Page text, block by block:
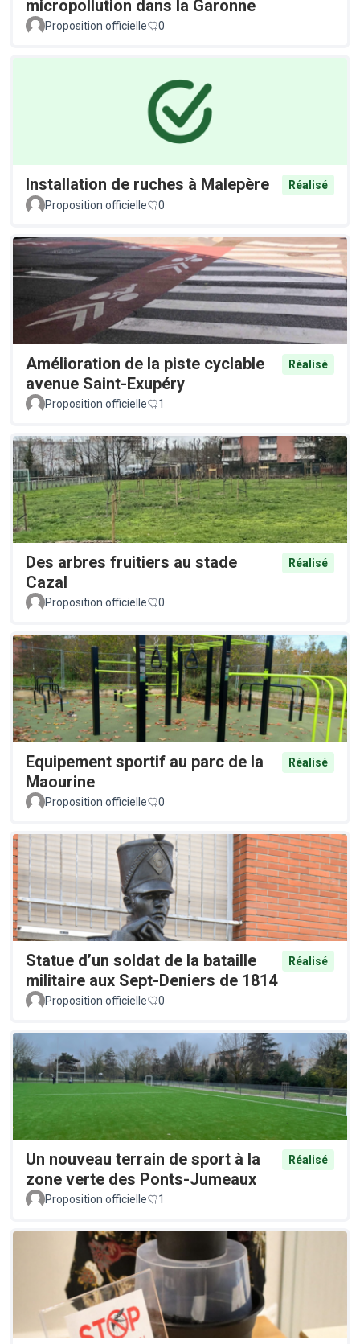
micropollution dans la Garonne
Proposition officielle 0
Installation de ruches à Malepère
Réalisé
Proposition officielle
0
Amélioration de la piste cyclable
avenue Saint-Exupéry
Réalisé
Proposition officielle 1
Des arbres fruitiers au stade
Cazal
Réalisé
Proposition officielle 0
Equipement sportif au parc de la
Maourine
Réalisé
Proposition officielle 0
Statue d’un soldat de la bataille
militaire aux Sept-Deniers de 1814
Réalisé
Proposition officielle 0
Un nouveau terrain de sport à la
zone verte des Ponts-Jumeaux
Réalisé
Proposition officielle 1